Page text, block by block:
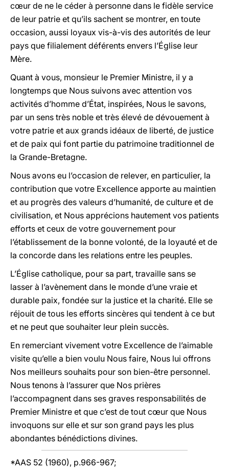
cœur de ne le céder à personne dans le fidèle service
de leur patrie et qu’ils sachent se montrer, en toute
occasion, aussi loyaux vis-à-vis des autorités de leur
pays que filialement déférents envers l’Église leur
Mère.
Quant à vous, monsieur le Premier Ministre, il y a
longtemps que Nous suivons avec attention vos
activités d’homme d’État, inspirées, Nous le savons,
par un sens très noble et très élevé de dévouement à
votre patrie et aux grands idéaux de liberté, de justice
et de paix qui font partie du patrimoine traditionnel de
la Grande-Bretagne.
Nous avons eu l’occasion de relever, en particulier, la
contribution que votre Excellence apporte au maintien
et au progrès des valeurs d’humanité, de culture et de
civilisation, et Nous apprécions hautement vos patients
efforts et ceux de votre gouvernement pour
l’établissement de la bonne volonté, de la loyauté et de
la concorde dans les relations entre les peuples.
L’Église catholique, pour sa part, travaille sans se
lasser à l’avènement dans le monde d’une vraie et
durable paix, fondée sur la justice et la charité. Elle se
réjouit de tous les efforts sincères qui tendent à ce but
et ne peut que souhaiter leur plein succès.
En remerciant vivement votre Excellence de l’aimable
visite qu’elle a bien voulu Nous faire, Nous lui offrons
Nos meilleurs souhaits pour son bien-être personnel.
Nous tenons à l’assurer que Nos prières
l’accompagnent dans ses graves responsabilités de
Premier Ministre et que c’est de tout cœur que Nous
invoquons sur elle et sur son grand pays les plus
abondantes bénédictions divines.
*AAS 52 (1960), p.966-967;